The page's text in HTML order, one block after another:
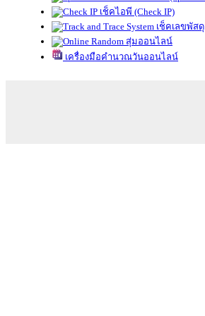
เช็คไอพี (Check IP)
เช็คเลขพัสดุ
สุ่มออนไลน์
เครื่องมือคำนวณวันออนไลน์